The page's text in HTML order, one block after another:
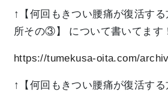
↑【何回もきつい腰痛が復活す
所その③】
について書いてます
https://tumekusa-oita.com/
↑【何回もきつい腰痛が復活す